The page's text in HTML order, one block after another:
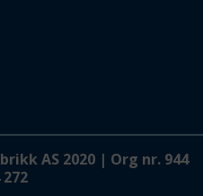
AS 2020 | Org nr. 944
272